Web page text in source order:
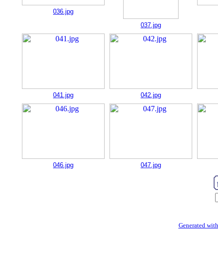
036.jpg
037.jpg
041.jpg 042.jpg
046.jpg 047.jpg
Generated